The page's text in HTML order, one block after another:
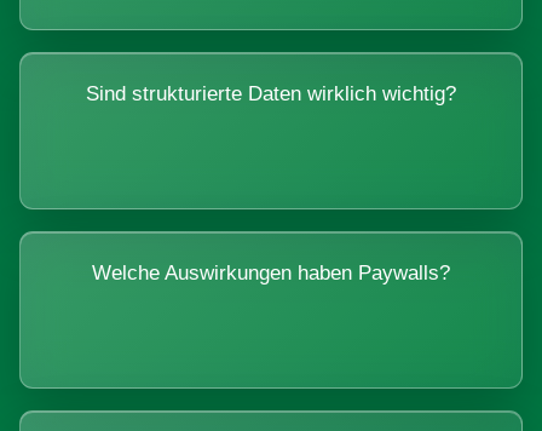
Sind strukturierte Daten wirklich wichtig?
Welche Auswirkungen haben Paywalls?